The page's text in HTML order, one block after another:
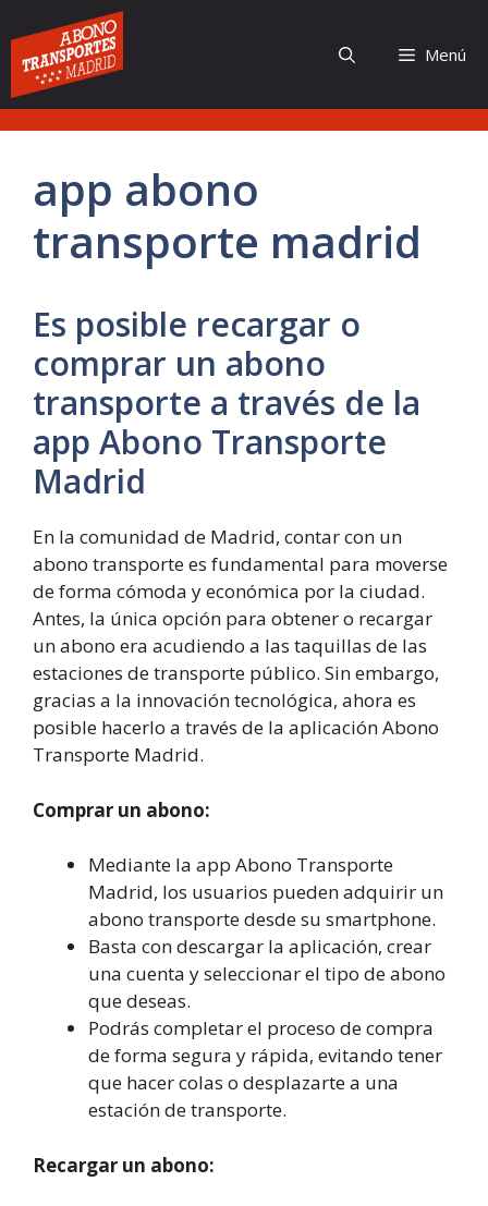
al
contenido
Menú
app abono
transporte madrid
Es posible recargar o
comprar un abono
transporte a través de la
app Abono Transporte
Madrid
En la comunidad de Madrid, contar con un
abono transporte es fundamental para moverse
de forma cómoda y económica por la ciudad.
Antes, la única opción para obtener o recargar
un abono era acudiendo a las taquillas de las
estaciones de transporte público. Sin embargo,
gracias a la innovación tecnológica, ahora es
posible hacerlo a través de la aplicación Abono
Transporte Madrid.
Comprar un abono:
Mediante la app Abono Transporte
Madrid, los usuarios pueden adquirir un
abono transporte desde su smartphone.
Basta con descargar la aplicación, crear
una cuenta y seleccionar el tipo de abono
que deseas.
Podrás completar el proceso de compra
de forma segura y rápida, evitando tener
que hacer colas o desplazarte a una
estación de transporte.
Recargar un abono: